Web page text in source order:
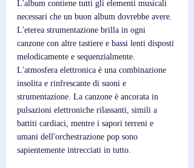
L'album contiene tutti gli elementi musicali
necessari che un buon album dovrebbe avere.
L'eterea strumentazione brilla in ogni
canzone con altre tastiere e bassi lenti disposti
melodicamente e sequenzialmente.
L'atmosfera elettronica è una combinazione
insolita e rinfrescante di suoni e
strumentazione. La canzone è ancorata in
pulsazioni elettroniche rilassanti, simili a
battiti cardiaci, mentre i sapori terreni e
umani dell'orchestrazione pop sono
sapientemente intrecciati in tutto.